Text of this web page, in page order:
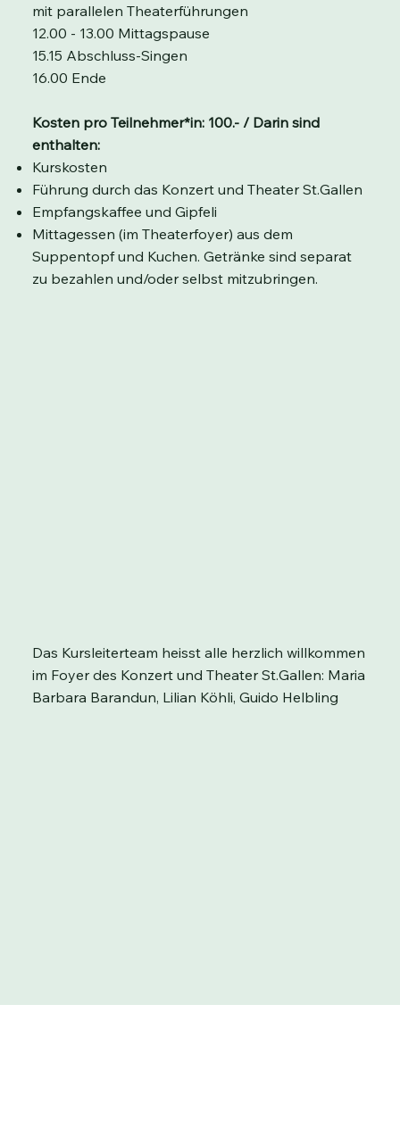
mit parallelen Theaterführungen
12.00 - 13.00 Mittagspause
15.15 Abschluss-Singen
16.00 Ende
Kosten pro Teilnehmer*in: 100.- / Darin sind
enthalten:
Kurskosten
Führung durch das Konzert und Theater St.Gallen
Empfangskaffee und Gipfeli
Mittagessen (im Theaterfoyer) aus dem
Suppentopf und Kuchen. Getränke sind separat
zu bezahlen und/oder selbst mitzubringen.
Das Kursleiterteam heisst alle herzlich willkommen
im Foyer des Konzert und Theater St.Gallen: Maria
Barbara Barandun, Lilian Köhli, Guido Helbling